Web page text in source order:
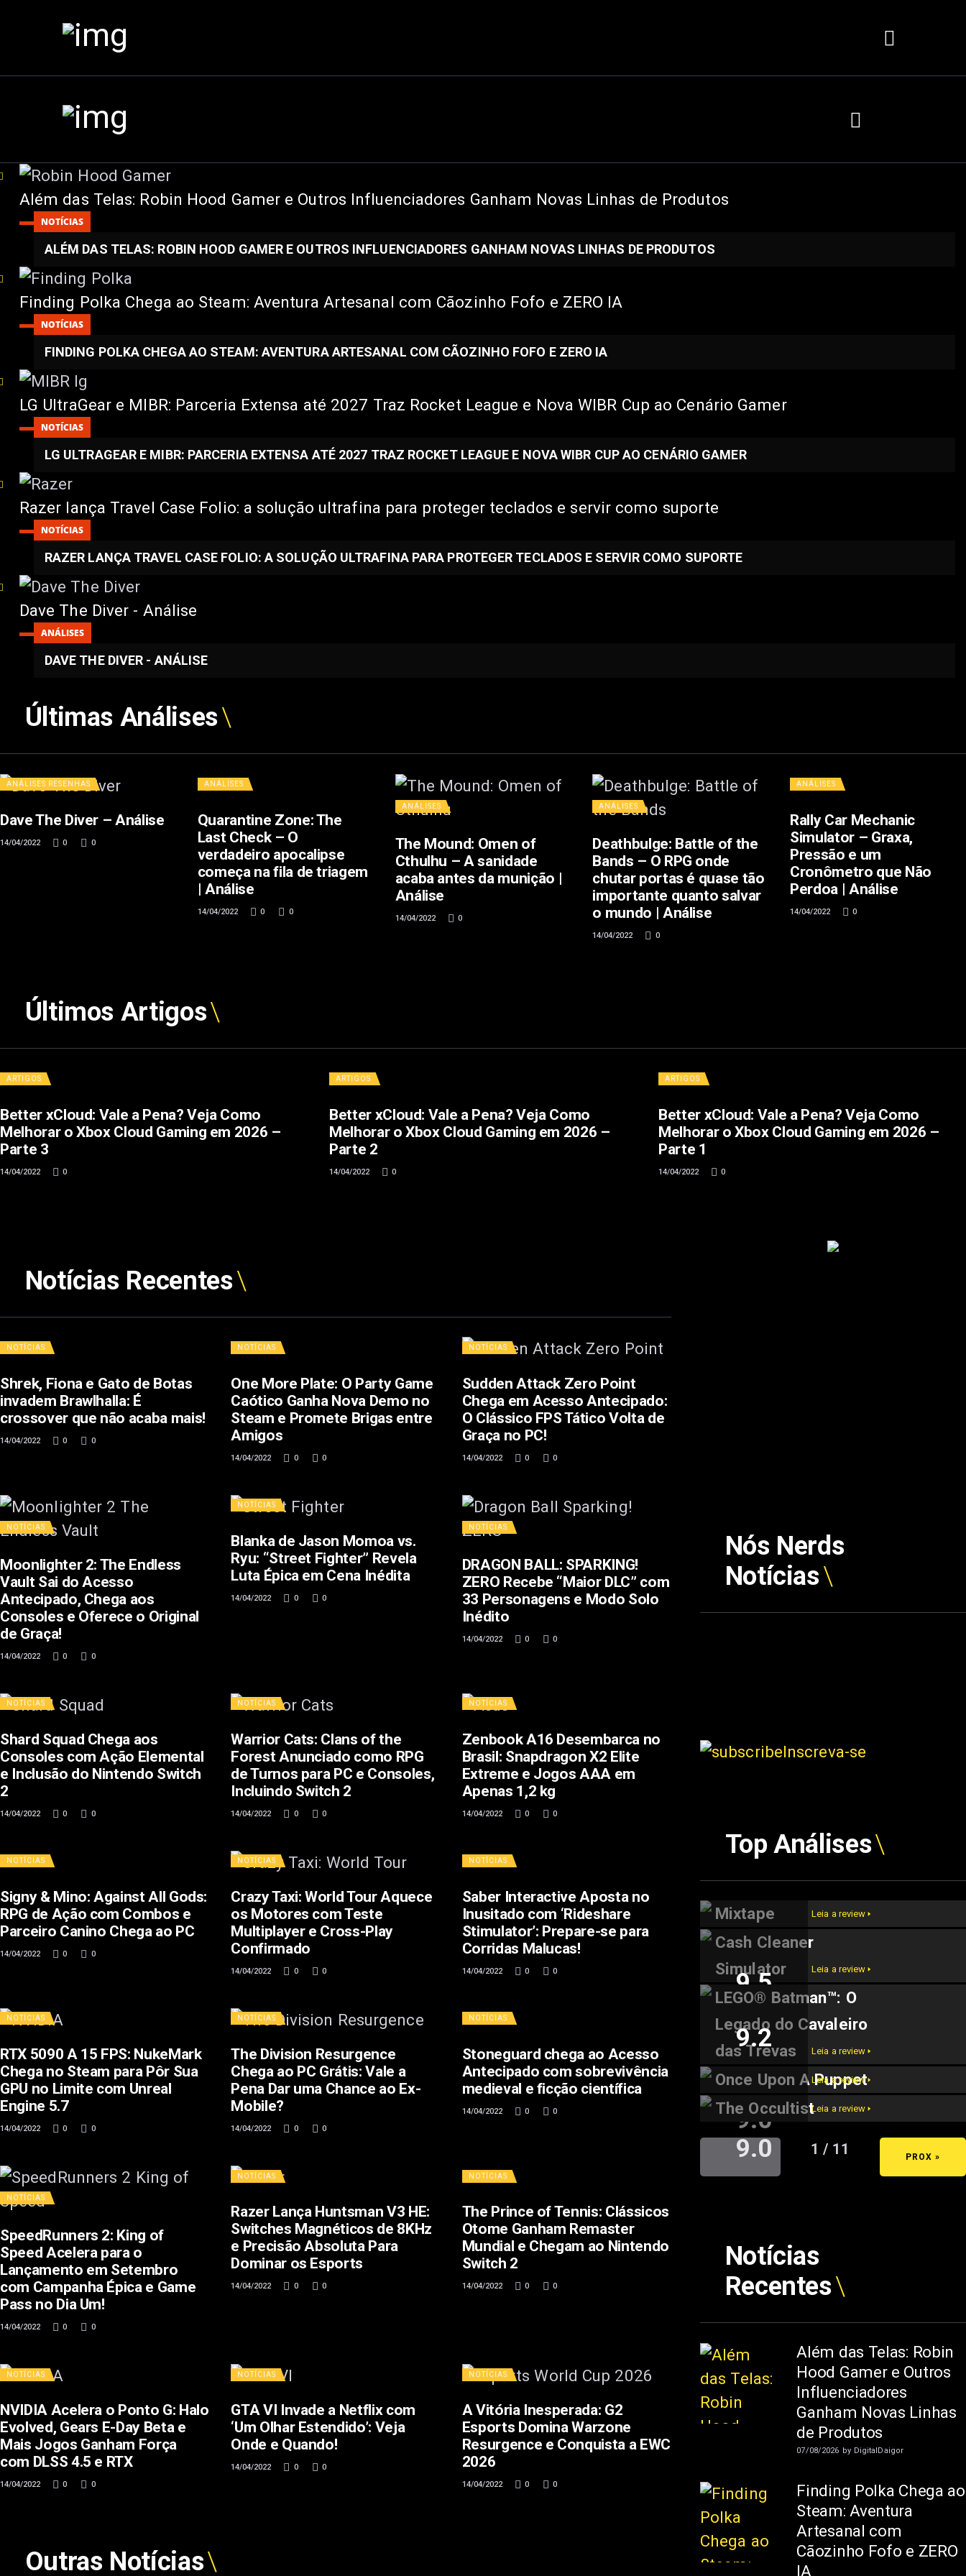
Além das Telas: Robin Hood Gamer e Outros Influenciadores Ganham Novas Linhas de Produtos
NOTÍCIAS
ALÉM DAS TELAS: ROBIN HOOD GAMER E OUTROS INFLUENCIADORES GANHAM NOVAS LINHAS DE PRODUTOS
Finding Polka Chega ao Steam: Aventura Artesanal com Cãozinho Fofo e ZERO IA
NOTÍCIAS
FINDING POLKA CHEGA AO STEAM: AVENTURA ARTESANAL COM CÃOZINHO FOFO E ZERO IA
LG UltraGear e MIBR: Parceria Extensa até 2027 Traz Rocket League e Nova WIBR Cup ao Cenário Gamer
NOTÍCIAS
LG ULTRAGEAR E MIBR: PARCERIA EXTENSA ATÉ 2027 TRAZ ROCKET LEAGUE E NOVA WIBR CUP AO CENÁRIO GAMER
Razer lança Travel Case Folio: a solução ultrafina para proteger teclados e servir como suporte
NOTÍCIAS
RAZER LANÇA TRAVEL CASE FOLIO: A SOLUÇÃO ULTRAFINA PARA PROTEGER TECLADOS E SERVIR COMO SUPORTE
Dave The Diver - Análise
ANÁLISES
DAVE THE DIVER - ANÁLISE
Últimas Análises
ANÁLISES RESENHAS
Dave The Diver – Análise
14/04/2022 0 0
ANÁLISES
Quarantine Zone: The
Last Check – O
verdadeiro apocalipse
começa na fila de triagem
| Análise
14/04/2022 0 0
ANÁLISES
The Mound: Omen of
Cthulhu – A sanidade
acaba antes da munição |
Análise
14/04/2022 0
ANÁLISES
Deathbulge: Battle of the
Bands – O RPG onde
chutar portas é quase tão
importante quanto salvar
o mundo | Análise
14/04/2022 0
ANÁLISES
Rally Car Mechanic
Simulator – Graxa,
Pressão e um
Cronômetro que Não
Perdoa | Análise
14/04/2022 0
Últimos Artigos
ARTIGOS
Better xCloud: Vale a Pena? Veja Como
Melhorar o Xbox Cloud Gaming em 2026 –
Parte 3
14/04/2022 0
ARTIGOS
Better xCloud: Vale a Pena? Veja Como
Melhorar o Xbox Cloud Gaming em 2026 –
Parte 2
14/04/2022 0
ARTIGOS
Better xCloud: Vale a Pena? Veja Como
Melhorar o Xbox Cloud Gaming em 2026 –
Parte 1
14/04/2022 0
Notícias Recentes
NOTÍCIAS
Shrek, Fiona e Gato de Botas
invadem Brawlhalla: É
crossover que não acaba mais!
14/04/2022 0 0
NOTÍCIAS
One More Plate: O Party Game
Caótico Ganha Nova Demo no
Steam e Promete Brigas entre
Amigos
14/04/2022 0 0
NOTÍCIAS
Sudden Attack Zero Point
Chega em Acesso Antecipado:
O Clássico FPS Tático Volta de
Graça no PC!
14/04/2022 0 0
NOTÍCIAS
Moonlighter 2: The Endless
Vault Sai do Acesso
Antecipado, Chega aos
Consoles e Oferece o Original
de Graça!
14/04/2022 0 0
NOTÍCIAS
Blanka de Jason Momoa vs.
Ryu: “Street Fighter” Revela
Luta Épica em Cena Inédita
14/04/2022 0 0
NOTÍCIAS
DRAGON BALL: SPARKING!
ZERO Recebe “Maior DLC” com
33 Personagens e Modo Solo
Inédito
14/04/2022 0 0
NOTÍCIAS
Shard Squad Chega aos
Consoles com Ação Elemental
e Inclusão do Nintendo Switch
2
14/04/2022 0 0
NOTÍCIAS
Warrior Cats: Clans of the
Forest Anunciado como RPG
de Turnos para PC e Consoles,
Incluindo Switch 2
14/04/2022 0 0
NOTÍCIAS
Zenbook A16 Desembarca no
Brasil: Snapdragon X2 Elite
Extreme e Jogos AAA em
Apenas 1,2 kg
14/04/2022 0 0
NOTÍCIAS
Signy & Mino: Against All Gods:
RPG de Ação com Combos e
Parceiro Canino Chega ao PC
14/04/2022 0 0
NOTÍCIAS
Crazy Taxi: World Tour Aquece
os Motores com Teste
Multiplayer e Cross-Play
Confirmado
14/04/2022 0 0
NOTÍCIAS
Saber Interactive Aposta no
Inusitado com ‘Rideshare
Stimulator’: Prepare-se para
Corridas Malucas!
14/04/2022 0 0
NOTÍCIAS
RTX 5090 A 15 FPS: NukeMark
Chega no Steam para Pôr Sua
GPU no Limite com Unreal
Engine 5.7
14/04/2022 0 0
NOTÍCIAS
The Division Resurgence
Chega ao PC Grátis: Vale a
Pena Dar uma Chance ao Ex-
Mobile?
14/04/2022 0 0
NOTÍCIAS
Stoneguard chega ao Acesso
Antecipado com sobrevivência
medieval e ficção científica
14/04/2022 0 0
NOTÍCIAS
SpeedRunners 2: King of
Speed Acelera para o
Lançamento em Setembro
com Campanha Épica e Game
Pass no Dia Um!
14/04/2022 0 0
NOTÍCIAS
Razer Lança Huntsman V3 HE:
Switches Magnéticos de 8KHz
e Precisão Absoluta Para
Dominar os Esports
14/04/2022 0 0
NOTÍCIAS
The Prince of Tennis: Clássicos
Otome Ganham Remaster
Mundial e Chegam ao Nintendo
Switch 2
14/04/2022 0 0
NOTÍCIAS
NVIDIA Acelera o Ponto G: Halo
Evolved, Gears E-Day Beta e
Mais Jogos Ganham Força
com DLSS 4.5 e RTX
14/04/2022 0 0
NOTÍCIAS
GTA VI Invade a Netflix com
‘Um Olhar Estendido’: Veja
Onde e Quando!
14/04/2022 0 0
NOTÍCIAS
A Vitória Inesperada: G2
Esports Domina Warzone
Resurgence e Conquista a EWC
2026
14/04/2022 0 0
Outras Notícias
Nós Nerds
Notícias
Inscreva-se
Top Análises
Mixtape
9.6
Leia a review 🢒
Cash Cleaner
Simulator
9.5 Leia a review 🢒
LEGO® Batman™: O
Legado do Cavaleiro
das Trevas
9.2 Leia a review 🢒
Once Upon A Puppet
9.0
Leia a review 🢒
The Occultist
9.0
Leia a review 🢒
« ANT 1 / 11 PROX »
Notícias
Recentes
Além das Telas: Robin
Hood Gamer e Outros
Influenciadores
Ganham Novas Linhas
de Produtos
07/08/2026 by DigitalDaigor
Finding Polka Chega ao
Steam: Aventura
Artesanal com
Cãozinho Fofo e ZERO
IA